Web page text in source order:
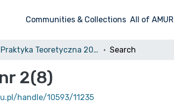
Communities & Collections All of AMUR
Praktyka Teoretyczna 2013, nr 2(8) Search
2(8)
handle/10593/11235